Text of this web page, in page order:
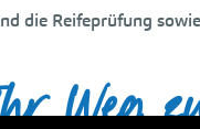
die Reifeprüfung
Weg